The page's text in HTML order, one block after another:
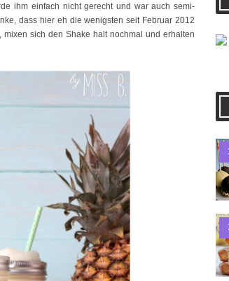
ihm einfach nicht gerecht und war auch semi-
dass hier eh die wenigsten seit Februar 2012
sich den Shake halt nochmal und erhalten